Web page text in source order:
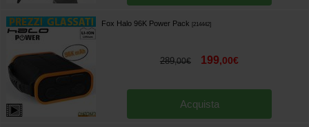
Fox Halo 96K Power Pack 214442]
289,00€ 199,00€
Acquista